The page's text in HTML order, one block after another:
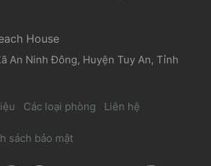
House
An Ninh Đông, Huyện Tuy An, Tỉnh
Các loại phòng Liên hệ
sách bảo mật